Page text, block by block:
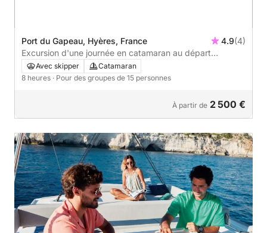
Port du Gapeau, Hyères, France 4.9(4)
Excursion d'une journée en catamaran au départ
d'Hyères – Porquerolles et criques cachées
Avec skipper
Catamaran
8 heures · Pour des groupes de 15 personnes
À partir de 2 500 €